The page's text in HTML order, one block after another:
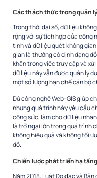
Các thách thức trong quản
Trong thời đại số, dữ liệu
rộng với sự tích hợp của công
tinh và dữ liệu quét không
gian là thường có định dạng
khăn trong việc truy cập và xử
dữ liệu này vẫn được quản lý
một số lượng hạn chế cán bộ
Dù công nghệ Web-GIS giúp
nhưng quá trình này yêu cầu
công sức, làm cho dữ liệu
là trở ngại lớn trong quá trình
không hiệu quả và không tối
đồ.
Chiến lược phát triển hạ
Năm 2018, Luật Đo đạc và